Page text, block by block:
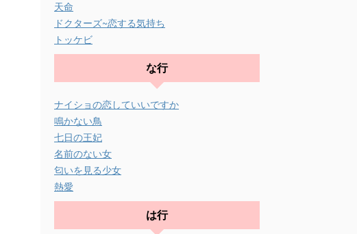
天命
ドクターズ~恋する気持ち
トッケビ
な行
ナイショの恋していいですか
鳴かない鳥
七日の王妃
名前のない女
匂いを見る少女
熱愛
は行